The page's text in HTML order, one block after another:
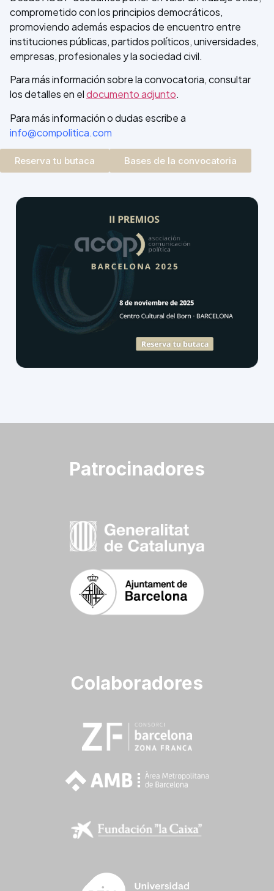
comprometido con los principios democráticos,
promoviendo además espacios de encuentro entre
instituciones públicas, partidos políticos, universidades,
empresas, profesionales y la sociedad civil.
Para más información sobre la convocatoria, consultar
los detalles en eldocumento adjunto.
Para más información o dudas escribe a
info@compolitica.com
Reserva tu butaca Bases de la convocatoria
Patrocinadores
Colaboradores